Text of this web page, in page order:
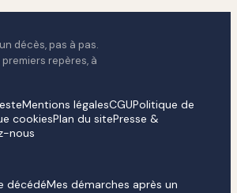
décès, pas à pas.
repères, à
Mentions légalesCGUPolitique de
cookiesPlan du sitePresse &
nous
décédéMes démarches après un